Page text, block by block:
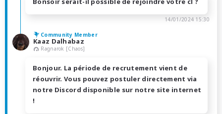
14/01/2024 15:30
Community Member
Kaaz Dalhabaz
Ragnarok [Chaos]
Bonjour. La période de recrutement vient de
réouvrir. Vous pouvez postuler directement via
notre Discord disponible sur notre site internet
!